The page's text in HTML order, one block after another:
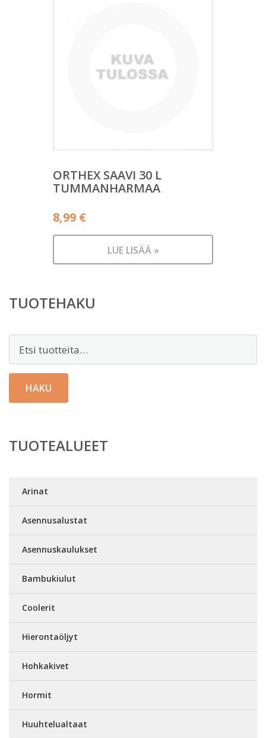
ORTHEX SAAVI 30 L
TUMMANHARMAA
8,99 €
LUE LISÄÄ »
TUOTEHAKU
HAKU
TUOTEALUEET
Arinat
Asennusalustat
Asennuskaulukset
Bambukiulut
Coolerit
Hierontaöljyt
Hohkakivet
Hormit
Huuhtelualtaat